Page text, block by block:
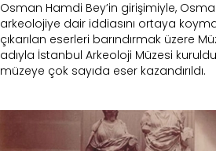
Osman Hamdi Bey’in girişimiyle,
arkeolojiye dair iddiasını ortaya
çıkarılan eserleri barındırmak üzere
adıyla İstanbul Arkeoloji Müzesi
müzeye çok sayıda eser kazandırıldı.